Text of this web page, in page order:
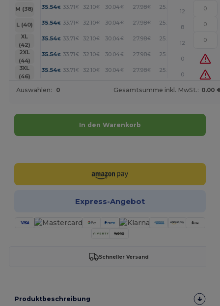
M (38)
35.54€ 33.71 € 32.10€ 30.04 € 27.98€ 25.91
12
L (40)
35.54€ 33.71 € 32.10€ 30.04 € 27.98€ 25.91
8
XL
(42)
35.54€ 33.71 € 32.10€ 30.04 € 27.98€ 25.91
12
2XL
(44)
35.54€ 33.71 € 32.10€ 30.04 € 27.98€ 25.91
0
3XL
(46)
35.54€ 33.71 € 32.10€ 30.04 € 27.98€ 25.91
0
Auswahlen: 0 Gesamtsumme inkl. MwSt.: 0.00
In den Warenkorb
Express-Angebot
Schneller Versand
Produktbeschreibung